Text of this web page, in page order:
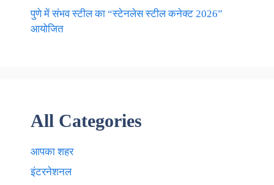
पुणे में संभव स्टील का “स्टेनलेस स्टील कनेक्ट 2026”
आयोजित
All Categories
आपका शहर
इंटरनेशनल